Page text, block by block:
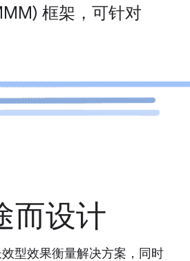
框架，可针对
而设计
型效果衡量解决方案，同时